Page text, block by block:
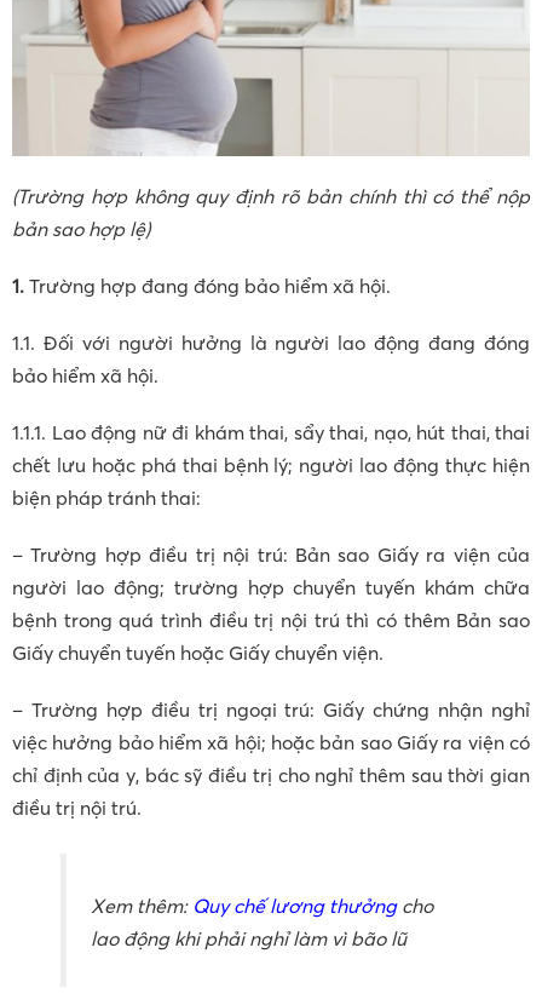
(Trường hợp không quy định rõ bản chính thì có thể nộp
bản sao hợp lệ)
1. Trường hợp đang đóng bảo hiểm xã hội.
1.1. Đối với người hưởng là người lao động đang đóng
bảo hiểm xã hội.
1.1.1. Lao động nữ đi khám thai, sẩy thai, nạo, hút thai, thai
chết lưu hoặc phá thai bệnh lý; người lao động thực hiện
biện pháp tránh thai:
– Trường hợp điều trị nội trú: Bản sao Giấy ra viện của
người lao động; trường hợp chuyển tuyến khám chữa
bệnh trong quá trình điều trị nội trú thì có thêm Bản sao
Giấy chuyển tuyến hoặc Giấy chuyển viện.
– Trường hợp điều trị ngoại trú: Giấy chứng nhận nghỉ
việc hưởng bảo hiểm xã hội; hoặc bản sao Giấy ra viện có
chỉ định của y, bác sỹ điều trị cho nghỉ thêm sau thời gian
điều trị nội trú.
Xem thêm: Quy chế lương thưởngcho
lao động khi phải nghỉ làm vì bão lũ